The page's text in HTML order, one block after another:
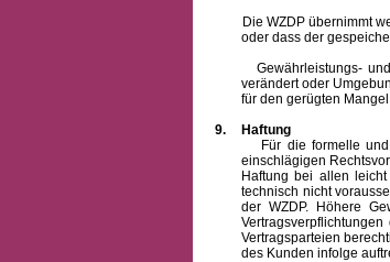
Die WZDP übernimmt
oder dass der
Gewährleistungs- und/
verändert oder
für den gerügten
9.
Haftung
Für die formelle
einschlägigen
Haftung bei allen
technisch nicht
der WZDP. Höhere
Vertragsparteien
des Kunden infolge